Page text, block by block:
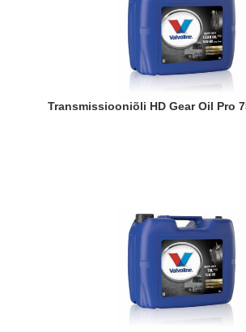
Transmissiooniõli HD Gear Oil Pro